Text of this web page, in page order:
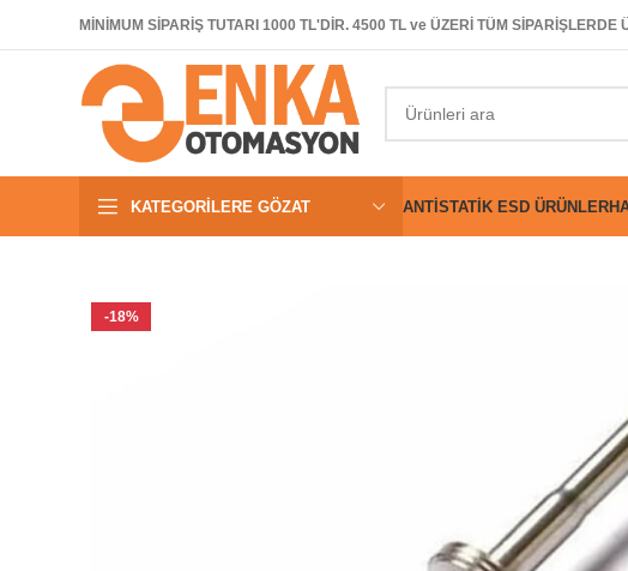
MİNİMUM SİPARİŞ TUTARI 1000 TL'DİR. 4500 TL ve ÜZERİ TÜM SİPARİŞLERDE
KATEGORILERE GÖZAT ANTISTATIK ESD ÜRÜNLER
-18%